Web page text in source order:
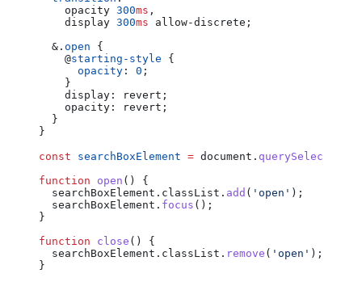
    opacity
300ms ,
    display
300ms allow-discrete;
  &.
open {
    @
starting-style {
      opacity
: 0 ;
    }
    display: revert;
    opacity: revert;
  }
}
const searchBoxElement = document. querySelector
function open () {
  searchBoxElement.classList.
add ( 'open' );
  searchBoxElement.
focus ();
}
function close () {
  searchBoxElement.classList.
remove ( 'open' );
}